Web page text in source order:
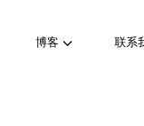
博客 联系